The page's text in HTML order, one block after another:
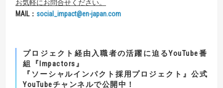
お気軽にお問合せください。
MAIL： social_impact@en-japan.com
プロジェクト経由入職者の活躍に迫るYouTube番
組『Impactors』
『ソーシャルインパクト採用プロジェクト』公式
YouTubeチャンネルで公開中！